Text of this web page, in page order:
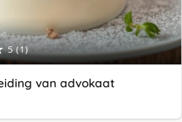
5 (1)
van advokaat